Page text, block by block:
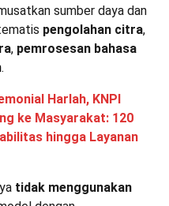
sumber daya dan
pengolahan citra,
, pemrosesan bahasa
.
Harlah, KNPI
ke Masyarakat: 120
hingga Layanan
tidak menggunakan